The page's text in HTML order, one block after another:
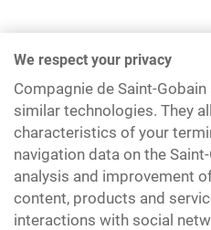
We respect your privacy
Compagnie de Saint-
similar technologies. They
characteristics of your
navigation data on the
analysis and improvement
content, products and
interactions with social